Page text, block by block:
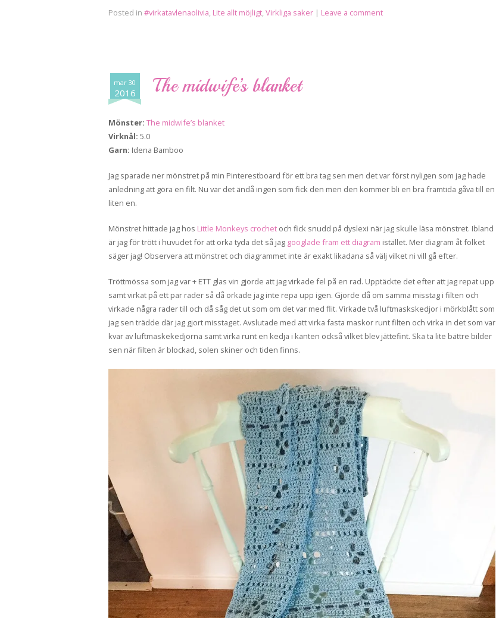
Posted in #virkatavlenaolivia, Lite allt möjligt, Virkliga saker | Leave a comment
mar 30
2016 The midwife’s blanket
Mönster: The midwife’s blanket
Virknål: 5.0
Garn: Idena Bamboo
Jag sparade ner mönstret på min Pinterestboard för ett bra tag sen men det var först nyligen som jag hade
anledning att göra en filt. Nu var det ändå ingen som fick den men den kommer bli en bra framtida gåva till en
liten en.
Mönstret hittade jag hos Little Monkeys crochet och fick snudd på dyslexi när jag skulle läsa mönstret. Ibland
är jag för trött i huvudet för att orka tyda det så jag googlade fram ett diagram istället. Mer diagram åt folket
säger jag! Observera att mönstret och diagrammet inte är exakt likadana så välj vilket ni vill gå efter.
Tröttmössa som jag var + ETT glas vin gjorde att jag virkade fel på en rad. Upptäckte det efter att jag repat upp
samt virkat på ett par rader så då orkade jag inte repa upp igen. Gjorde då om samma misstag i filten och
virkade några rader till och då såg det ut som om det var med flit. Virkade två luftmaskskedjor i mörkblått som
jag sen trädde där jag gjort misstaget. Avslutade med att virka fasta maskor runt filten och virka in det som var
kvar av luftmaskekedjorna samt virka runt en kedja i kanten också vilket blev jättefint. Ska ta lite bättre bilder
sen när filten är blockad, solen skiner och tiden finns.